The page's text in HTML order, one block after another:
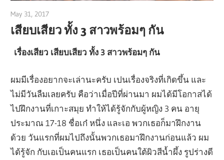
May 31, 2017
เสียบเสียว ทั้ง 3 สาวพร้อมๆ กัน
เรื่องเสียว เสียบเสียว ทั้ง 3 สาวพร้อมๆ กัน
ผมมีเรื่องอยากจะเล่านะครับ เปนเรื่องจริงที่เกิดขึ้น และ
ไม่มีวันลืมเลยครับ คือว่าเมื่อปีที่ผ่านมา ผมได้มีโอกาสได้
ไปฝึกงานที่เกาะสมุย ทำให้ได้รู้จักกับผู้หญิง 3 คน อายุ
ประมาณ 17-18 ชื่อเก๋ หนึ่ง และเอ พวกเธอก็มาฝึกงาน
ด้วย วันแรกที่ผมไปถึงนั้นพวกเธอมาฝึกงานก่อนแล้ว ผม
ได้รู้จัก กับเอเป็นคนแรก เธอเป็นคนใต้ผิวสีน้ำผึ้ง รูปร่างดี